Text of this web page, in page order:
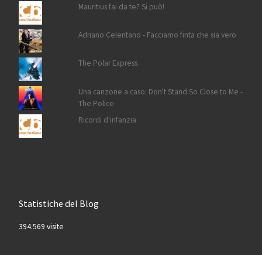
Mauritius fai da te? Si può!
Adriano Celentano - Facciamo finta che sia vero
The Polar Express
Una canzone a caso: Don't Stand So Close to Me -
The Police
Ricordi d'infanzia
Statistiche del Blog
394.569 visite